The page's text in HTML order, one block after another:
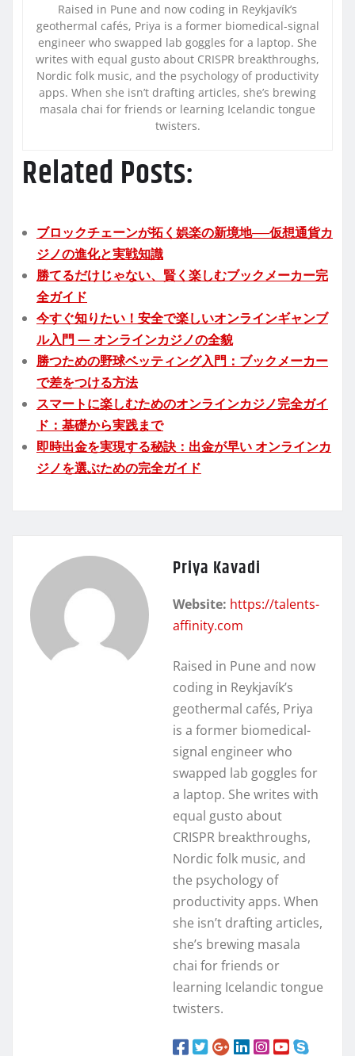
Raised in Pune and now coding in Reykjavík’s
geothermal cafés, Priya is a former biomedical-signal
engineer who swapped lab goggles for a laptop. She
writes with equal gusto about CRISPR breakthroughs,
Nordic folk music, and the psychology of productivity
apps. When she isn’t drafting articles, she’s brewing
masala chai for friends or learning Icelandic tongue
twisters.
Related Posts:
ブロックチェーンが拓く娯楽の新境地──仮想通貨カ
ジノの進化と実戦知識
勝てるだけじゃない、賢く楽しむブックメーカー完
全ガイド
今すぐ知りたい！安全で楽しいオンラインギャンブ
ル入門 — オンラインカジノの全貌
勝つための野球ベッティング入門：ブックメーカー
で差をつける方法
スマートに楽しむためのオンラインカジノ完全ガイ
ド：基礎から実践まで
即時出金を実現する秘訣：出金が早い オンラインカ
ジノを選ぶための完全ガイド
Priya Kavadi
Website: https://talents-
affinity.com
Raised in Pune and now
coding in Reykjavík’s
geothermal cafés, Priya
is a former biomedical-
signal engineer who
swapped lab goggles for
a laptop. She writes with
equal gusto about
CRISPR breakthroughs,
Nordic folk music, and
the psychology of
productivity apps. When
she isn’t drafting articles,
she’s brewing masala
chai for friends or
learning Icelandic tongue
twisters.